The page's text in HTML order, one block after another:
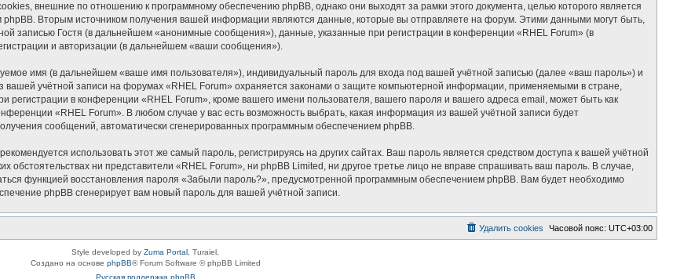
внешние по отношению к программному обеспечению phpBB, однако они выходят за рамки этого документа, целью которого является
Вторым источником получения вашей информации являются данные, которые вы отправляете на форум. Этими данными могут быть,
записью Гостя (в дальнейшем «анонимные сообщения»), данные, указанные при регистрации в конференции «RHEL Forum» (в
и авторизации (в дальнейшем «ваши сообщения»).
имя (в дальнейшем «ваше имя пользователя»), индивидуальный пароль для входа под вашей учётной записью (далее «ваш пароль») и
учётной записи на форумах «RHEL Forum» охраняется законами о защите компьютерной информации, применяемыми в стране,
в конференции «RHEL Forum», кроме вашего имени пользователя, вашего пароля и вашего адреса email, может быть как
«RHEL Forum». В любом случае у вас есть возможность выбрать, какая информация из вашей учётной записи будет
сообщений, автоматически сгенерированных программным обеспечением phpBB.
использовать этот же самый пароль, регистрируясь на других сайтах. Ваш пароль является средством доступа к вашей учётной
обстоятельствах ни представители «RHEL Forum», ни phpBB Limited, ни другое третье лицо не вправе спрашивать ваш пароль. В случае,
функцией восстановления пароля «Забыли пароль?», предусмотренной программным обеспечением phpBB. Вам будет необходимо
phpBB сгенерирует вам новый пароль для вашей учётной записи.
Часовой пояс: UTC+03:00
Удалить cookies
Style developed by Zuma Portal , Turaiel,
Создано на основе phpBB® Forum Software © phpBB Limited
Русская поддержка phpBB